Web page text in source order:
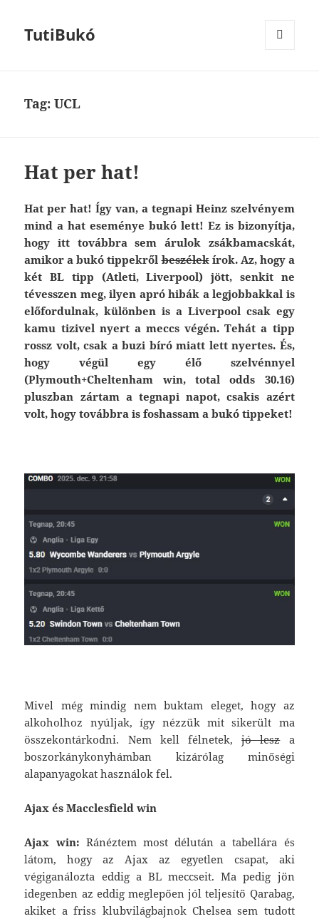
TutiBukó
Tag: UCL
Hat per hat!
Hat per hat! Így van, a tegnapi Heinz szelvényem
mind a hat eseménye bukó lett! Ez is bizonyítja,
hogy itt továbbra sem árulok zsákbamacskát,
amikor a bukó tippekrőlbeszélekírok. Az, hogy a
két BL tipp (Atleti, Liverpool) jött, senkit ne
tévesszen meg, ilyen apró hibák a legjobbakkal is
előfordulnak, különben is a Liverpool csak egy
kamu tizivel nyert a meccs végén. Tehát a tipp
rossz volt, csak a buzi bíró miatt lett nyertes. És,
hogy végül egy élő szelvénnyel
(Plymouth+Cheltenham win, total odds 30.16)
pluszban zártam a tegnapi napot, csakis azért
volt, hogy továbbra is foshassam a bukó tippeket!
Mivel még mindig nem buktam eleget, hogy az
alkoholhoz nyúljak, így nézzük mit sikerült ma
összekontárkodni. Nem kell félnetek,jó lesza
boszorkánykonyhámban kizárólag minőségi
alapanyagokat használok fel.
Ajax és Macclesfield win
Ajax win: Ránéztem most délután a tabellára és
látom, hogy az Ajax az egyetlen csapat, aki
végiganálozta eddig a BL meccseit. Ma pedig jön
idegenben az eddig meglepően jól teljesítő Qarabag,
akiket a friss klubvilágbajnok Chelsea sem tudott